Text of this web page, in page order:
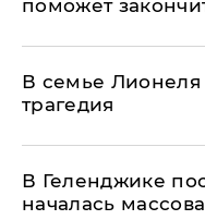
поможет
В семье
трагедия
В Геленджике
началась